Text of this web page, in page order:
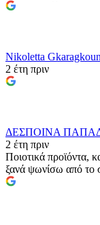
Nikoletta
2 έτη πριν
ΔΕΣΠΟΙΝΑ
2 έτη πριν
Ποιοτικά προϊόντα,
ξανά ψωνίσω από το